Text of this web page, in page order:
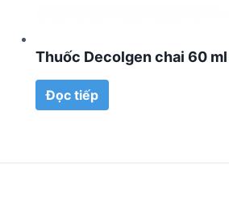
Thuốc Decolgen chai 60 ml
Đọc tiếp